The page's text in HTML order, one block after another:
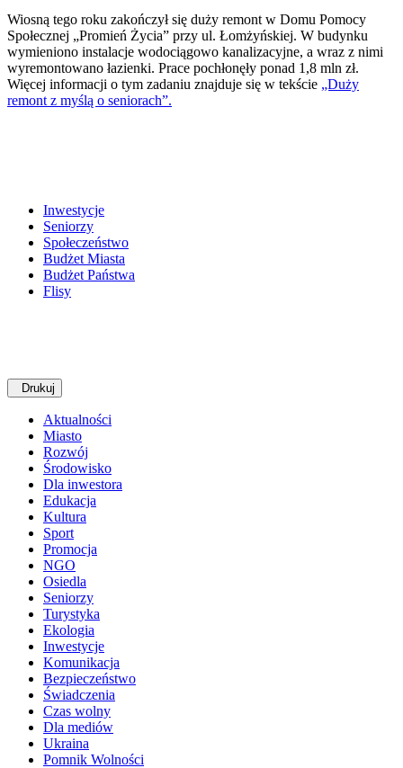
Wiosną tego roku zakończył się duży remont w Domu Pomocy
Społecznej „Promień Życia” przy ul. Łomżyńskiej. W budynku
wymieniono instalacje wodociągowo kanalizacyjne, a wraz z nimi
wyremontowano łazienki. Prace pochłonęły ponad 1,8 mln zł.
Więcej informacji o tym zadaniu znajduje się w tekście „Duży
remont z myślą o seniorach”.
Inwestycje
Seniorzy
Społeczeństwo
Budżet Miasta
Budżet Państwa
Flisy
Drukuj
Aktualności
Miasto
Rozwój
Środowisko
Dla inwestora
Edukacja
Kultura
Sport
Promocja
NGO
Osiedla
Seniorzy
Turystyka
Ekologia
Inwestycje
Komunikacja
Bezpieczeństwo
Świadczenia
Czas wolny
Dla mediów
Ukraina
Pomnik Wolności